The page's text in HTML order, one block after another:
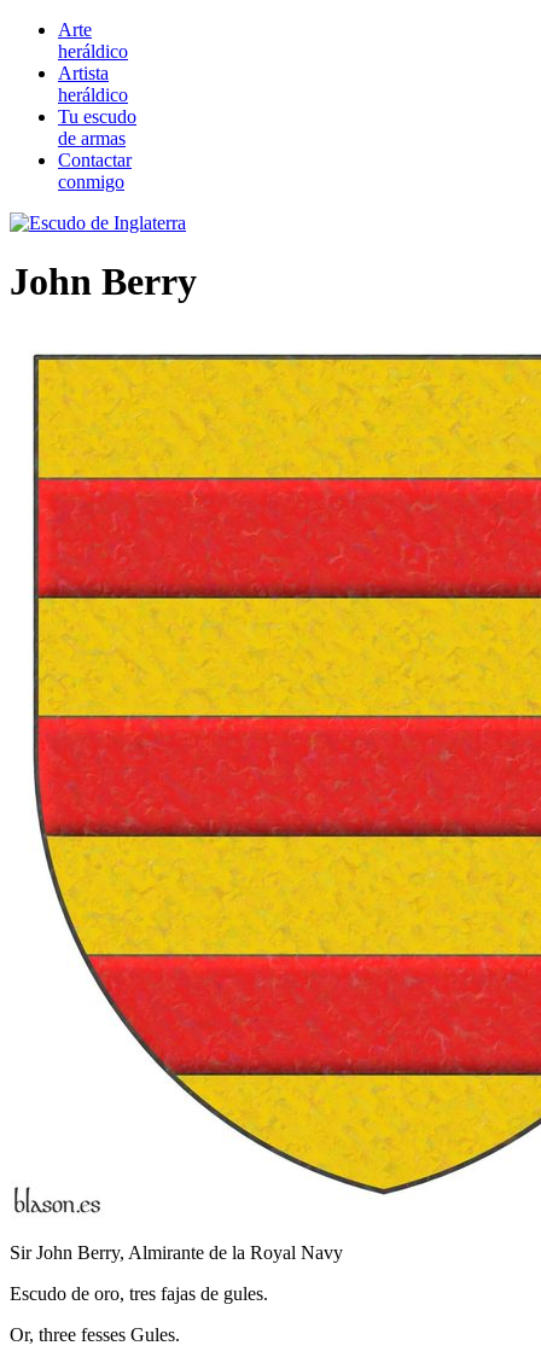
Arte
heráldico
Artista
heráldico
Tu escudo
de armas
Contactar
conmigo
John Berry
Sir John Berry, Almirante de la Royal Navy
Escudo de oro, tres fajas de gules.
Or, three fesses Gules.